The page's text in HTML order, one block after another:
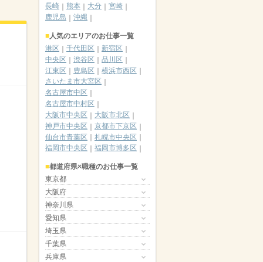
長崎
熊本 大分
宮崎
鹿児島
沖縄
人気のエリアのお仕事一覧
港区
千代田区
新宿区
中央区
渋谷区
品川区
江東区
豊島区
横浜市西区
さいたま市大宮区
名古屋市中区
名古屋市中村区
大阪市中央区
大阪市北区
神戸市中央区
京都市下京区
仙台市青葉区
札幌市中央区
福岡市中央区
福岡市博多区
都道府県×職種のお仕事一覧
東京都
大阪府
神奈川県
愛知県
埼玉県
千葉県
兵庫県